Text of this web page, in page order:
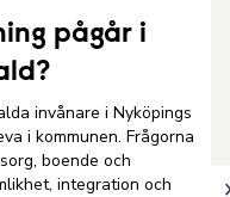
pågår i
invånare i Nyköpings
i kommunen. Frågorna
boende och
integration och